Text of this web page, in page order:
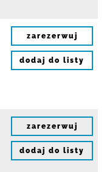
zarezerwuj
dodaj do listy
zarezerwuj
dodaj do listy